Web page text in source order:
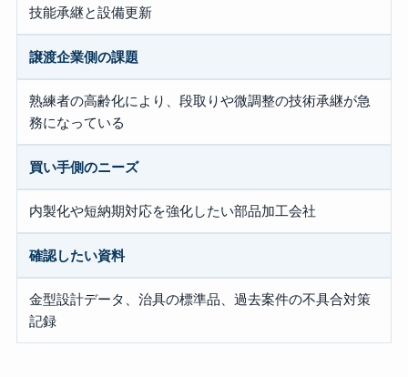
技能承継と設備更新
譲渡企業側の課題
熟練者の高齢化により、段取りや微調整の技術承継が急
務になっている
買い手側のニーズ
内製化や短納期対応を強化したい部品加工会社
確認したい資料
金型設計データ、治具の標準品、過去案件の不具合対策
記録